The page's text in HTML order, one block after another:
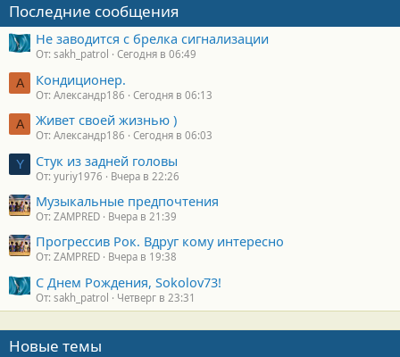
Последние сообщения
Не заводится с брелка сигнализации
От: sakh_patrol Сегодня в 06:49
А Кондиционер.
От: Александр186 Сегодня в 06:13
А Живет своей жизнью )
От: Александр186 Сегодня в 06:03
Y Стук из задней головы
От: yuriy1976 Вчера в 22:26
Музыкальные предпочтения
От: ZAMPRED Вчера в 21:39
Прогрессив Рок. Вдруг кому интересно
От: ZAMPRED Вчера в 19:38
С Днем Рождения, Sokolov73!
От: sakh_patrol Четверг в 23:31
Новые темы